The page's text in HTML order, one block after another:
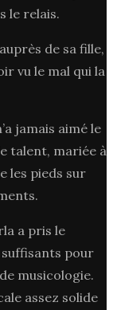
le relais.
de sa fille,
vu le mal qui la
jamais aimé le
talent, mariée à
les pieds sur
a pris le
suffisants pour
musicologie.
assez solide